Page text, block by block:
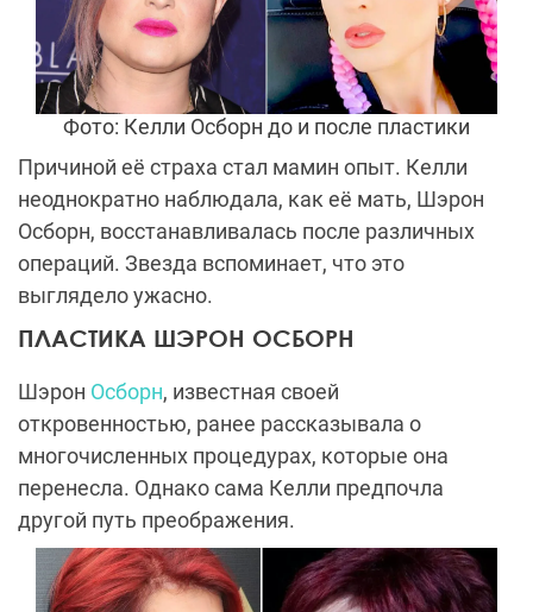
Фото: Келли Осборн до и после пластики
Причиной её страха стал мамин опыт. Келли
неоднократно наблюдала, как её мать, Шэрон
Осборн, восстанавливалась после различных
операций. Звезда вспоминает, что это
выглядело ужасно.
ПЛАСТИКА ШЭРОН ОСБОРН
Шэрон Осборн, известная своей
откровенностью, ранее рассказывала о
многочисленных процедурах, которые она
перенесла. Однако сама Келли предпочла
другой путь преображения.